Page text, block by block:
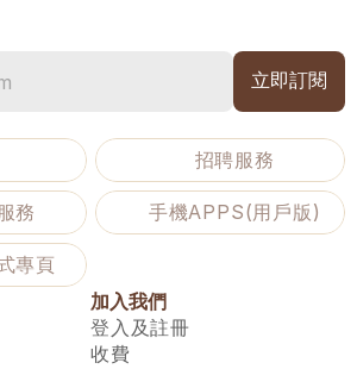
招聘服務
務 手機APPS(用戶版)
專頁
加入我們
登入及註冊
收費